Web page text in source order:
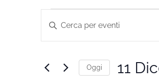
Eventi
Ricerca
viste
Parola
Cerca
Parola
Chiave.
Oggi 11